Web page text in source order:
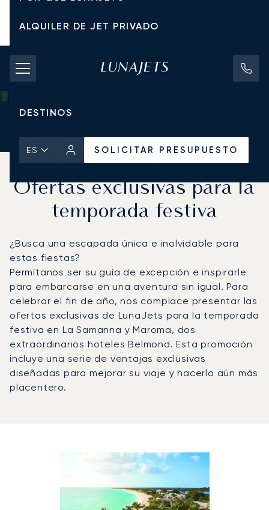
ALQUILER DE JET PRIVADO
TARIFAS DE CHÁRTER
JETS PRIVADOS
DESTINOS
ES SOLICITAR PRESUPUESTO
LunaJets x Belmond:
Ofertas exclusivas para la
temporada festiva
¿Busca una escapada única e inolvidable para
estas fiestas?
Permítanos ser su guía de excepción e inspirarle
para embarcarse en una aventura sin igual. Para
celebrar el fin de año, nos complace presentar las
ofertas exclusivas de LunaJets para la temporada
festiva en La Samanna y Maroma, dos
extraordinarios hoteles Belmond. Esta promoción
incluye una serie de ventajas exclusivas
diseñadas para mejorar su viaje y hacerlo aún más
placentero.